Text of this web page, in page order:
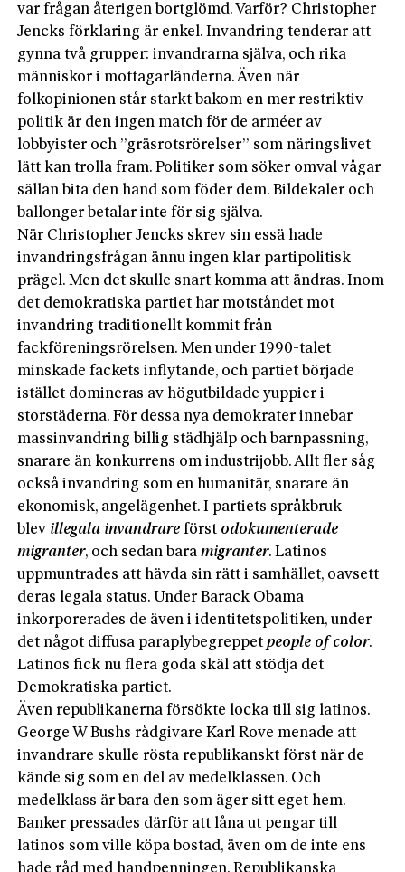
var frågan återigen bortglömd. Varför? Christopher
Jencks ­förklaring är enkel. ­Invandring tenderar att
gynna två grupper: invandrarna själva, och rika
människor i mottagarländerna. Även när
folkopinionen står starkt bakom en mer restriktiv
politik är den ingen match för de arméer av
lobbyister och ”gräsrotsrörelser” som näringslivet
lätt kan trolla fram. Politiker som söker omval vågar
sällan bita den hand som föder dem. Bildekaler och
ballonger betalar inte för sig själva.
När Christopher Jencks skrev sin essä hade
invandringsfrågan ännu ingen klar partipolitisk
prägel. Men det skulle snart komma att ändras. Inom
det demokratiska partiet har motståndet mot
invandring traditionellt kommit från
fackföreningsrörelsen. Men under 1990-talet
minskade fackets inflytande, och partiet började
istället domineras av högutbildade yuppier i
storstäderna. För dessa nya demokrater innebar
massinvandring billig städhjälp och barnpassning,
snarare än konkurrens om industrijobb. Allt fler såg
också invandring som en humanitär, snarare än
ekonomisk, angelägenhet. I partiets språkbruk
blev illegala invandrare först odokumenterade
migranter, och sedan baramigranter. Latinos
uppmuntrades att hävda sin rätt i samhället, oavsett
deras legala status. Under Barack Obama
inkorporerades de även i identitetspolitiken, under
det något diffusa paraplybegreppetpeople of color.
Latinos fick nu flera goda skäl att stödja det
Demokratiska partiet.
Även republikanerna försökte locka till sig latinos.
George W Bushs rådgivare Karl Rove menade att
invandrare skulle rösta republikanskt först när de
kände sig som en del av me­delklassen. Och
medelklass är bara den som äger sitt eget hem.
Banker pressades därför att låna ut pengar till
latinos som ville köpa bostad, även om de inte ens
hade råd med handpenningen. Republikanska